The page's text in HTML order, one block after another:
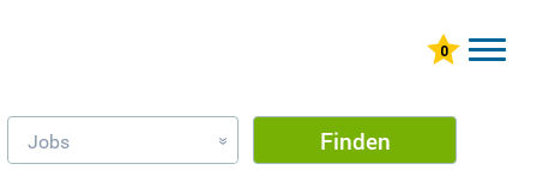
Jobs » Finden